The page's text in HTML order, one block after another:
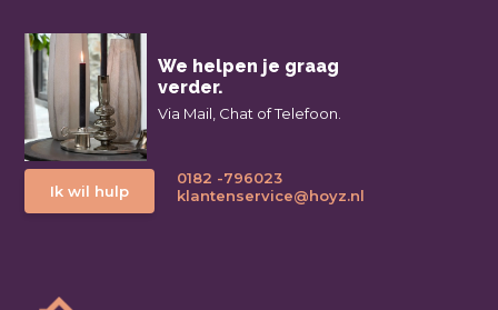
We helpen je graag
verder.
Via Mail, Chat of Telefoon.
Ik wil hulp
0182 -796023
klantenservice@hoyz.nl